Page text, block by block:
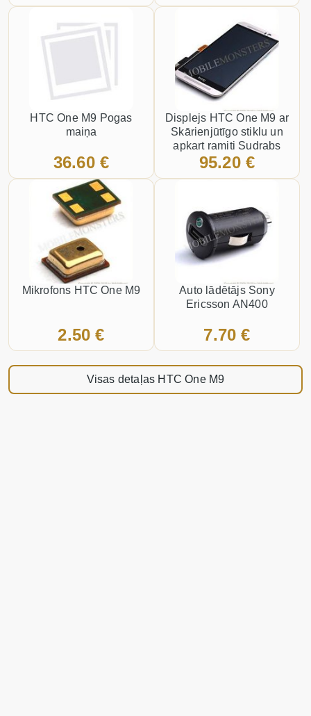
HTC One M9 Pogas
maiņa
36.60 €
Displejs HTC One M9 ar
Skārienjūtīgo stiklu un
apkart ramiti Sudrabs
95.20 €
Mikrofons HTC One M9
2.50 €
Auto lādētājs Sony
Ericsson AN400
7.70 €
Visas detaļas HTC One M9